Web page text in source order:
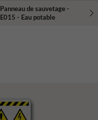
Panneau de sauvetage -
E015 - Eau potable